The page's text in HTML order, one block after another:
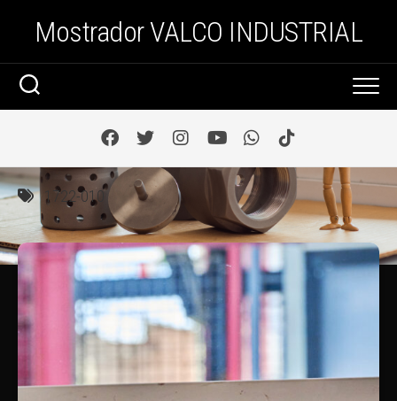
Mostrador VALCO INDUSTRIAL
1722-010